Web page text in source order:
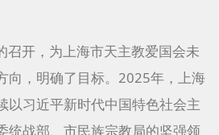
召开，为上海市天主教爱国会未
向，明确了目标。2025年，上海
以习近平新时代中国特色社会主
统战部、市民族宗教局的坚强领